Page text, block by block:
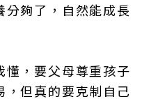
夠了，自然能成長
懂，要父母尊重孩子
但真的要克制自己